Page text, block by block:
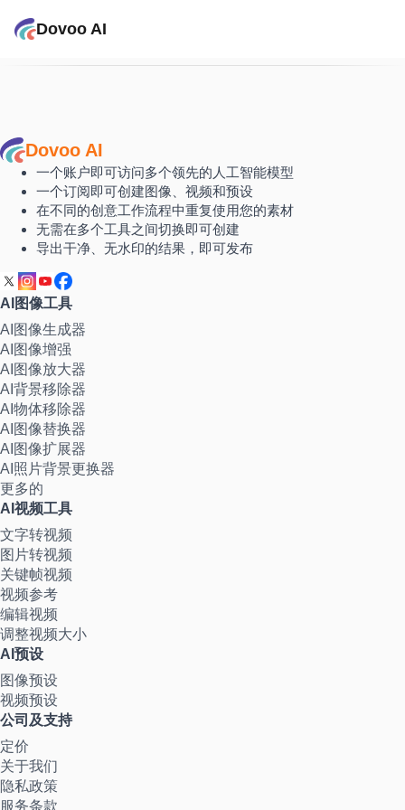
Dovoo AI
Dovoo AI
一个账户即可访问多个领先的人工智能模型
一个订阅即可创建图像、视频和预设
在不同的创意工作流程中重复使用您的素材
无需在多个工具之间切换即可创建
导出干净、无水印的结果，即可发布
AI图像工具
AI图像生成器
AI图像增强
AI图像放大器
AI背景移除器
AI物体移除器
AI图像替换器
AI图像扩展器
AI照片背景更换器
更多的
AI视频工具
文字转视频
图片转视频
关键帧视频
视频参考
编辑视频
调整视频大小
AI预设
图像预设
视频预设
公司及支持
定价
关于我们
隐私政策
服务条款